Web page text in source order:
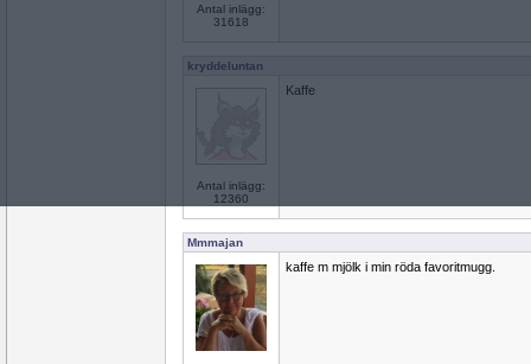
Antal inlägg:
31618
kryddeluntan
Antal inlägg:
12360
Kaffe
Mmmajan
kaffe m mjölk i min röda favoritmugg.